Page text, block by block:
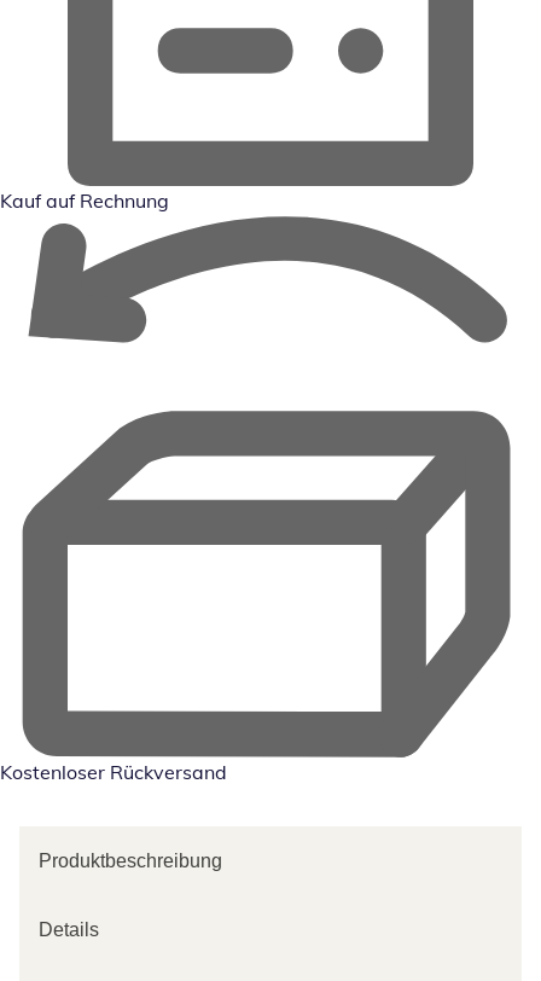
Kauf auf Rechnung
Kostenloser Rückversand
Produktbeschreibung
Details